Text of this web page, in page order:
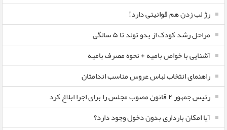
رژ لب زدن هم قوانینی دارد!
مراحل رشد کودک از بدو تولد تا ۵ سالگی
آشنایی با خواص بامیه + نحوه مصرف بامیه
راهنمای انتخاب لباس عروس مناسب اندامتان
رئیس جمهور ۲ قانون مصوب مجلس را برای اجرا ابلاغ کرد
آیا امکان بارداری بدون دخول وجود دارد؟